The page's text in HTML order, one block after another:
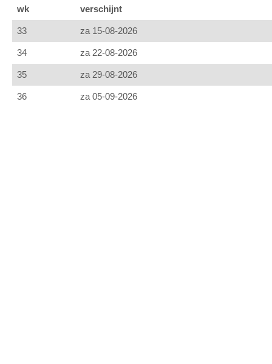
wk verschijnt
33 za 15-08-2026
34 za 22-08-2026
35 za 29-08-2026
36 za 05-09-2026